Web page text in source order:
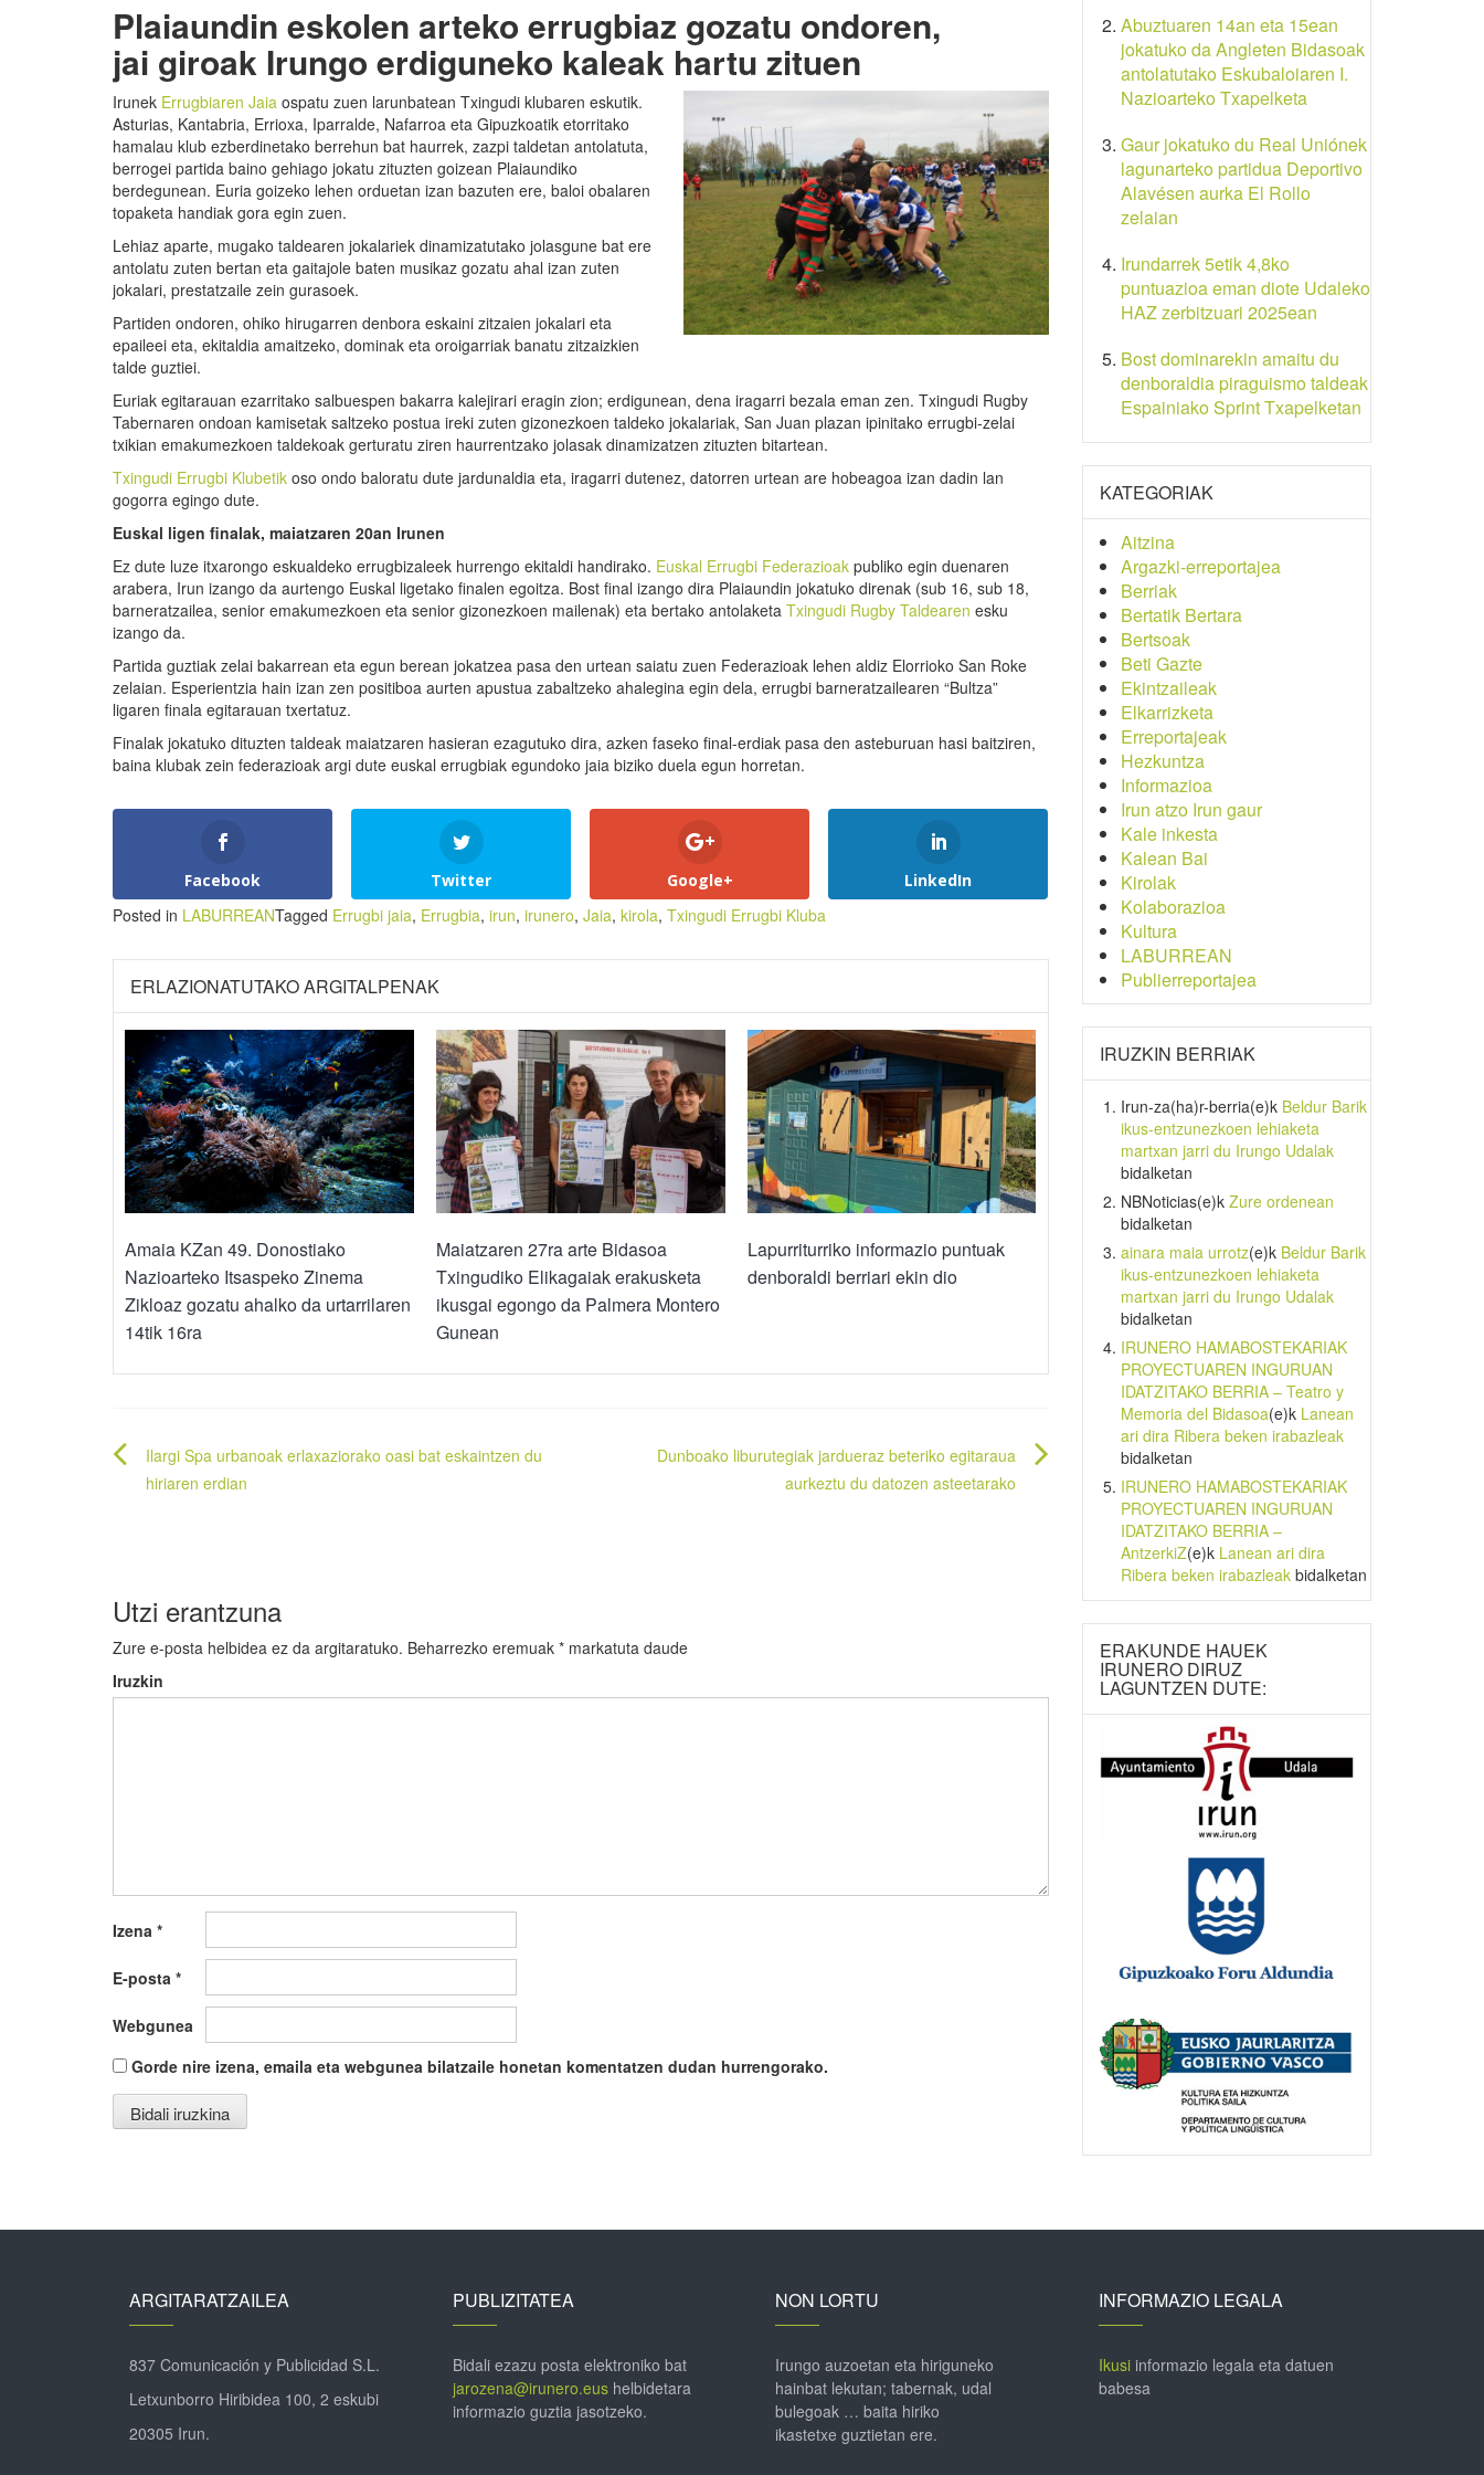
Plaiaundin eskolen arteko errugbiaz gozatu ondoren,
jai giroak Irungo erdiguneko kaleak hartu zituen
Irunek Errugbiaren Jaia ospatu zuen larunbatean Txingudi klubaren eskutik.
Asturias, Kantabria, Errioxa, Iparralde, Nafarroa eta Gipuzkoatik etorritako
hamalau klub ezberdinetako berrehun bat haurrek, zazpi taldetan antolatuta,
berrogei partida baino gehiago jokatu zituzten goizean Plaiaundiko
berdegunean. Euria goizeko lehen orduetan izan bazuten ere, baloi obalaren
topaketa handiak gora egin zuen.
Lehiaz aparte, mugako taldearen jokalariek dinamizatutako jolasgune bat ere
antolatu zuten bertan eta gaitajole baten musikaz gozatu ahal izan zuten
jokalari, prestatzaile zein gurasoek.
Partiden ondoren, ohiko hirugarren denbora eskaini zitzaien jokalari eta
epaileei eta, ekitaldia amaitzeko, dominak eta oroigarriak banatu zitzaizkien
talde guztiei.
Euriak egitarauan ezarritako salbuespen bakarra kalejirari eragin zion; erdigunean, dena iragarri bezala eman zen. Txingudi Rugby
Tabernaren ondoan kamisetak saltzeko postua ireki zuten gizonezkoen taldeko jokalariak, San Juan plazan ipinitako errugbi-zelai
txikian emakumezkoen taldekoak gerturatu ziren haurrentzako jolasak dinamizatzen zituzten bitartean.
Txingudi Errugbi Klubetik oso ondo baloratu dute jardunaldia eta, iragarri dutenez, datorren urtean are hobeagoa izan dadin lan
gogorra egingo dute.
Euskal ligen finalak, maiatzaren 20an Irunen
Ez dute luze itxarongo eskualdeko errugbizaleek hurrengo ekitaldi handirako. Euskal Errugbi Federazioak publiko egin duenaren
arabera, Irun izango da aurtengo Euskal ligetako finalen egoitza. Bost final izango dira Plaiaundin jokatuko direnak (sub 16, sub 18,
barneratzailea, senior emakumezkoen eta senior gizonezkoen mailenak) eta bertako antolaketa Txingudi Rugby Taldearen esku
izango da.
Partida guztiak zelai bakarrean eta egun berean jokatzea pasa den urtean saiatu zuen Federazioak lehen aldiz Elorrioko San Roke
zelaian. Esperientzia hain izan zen positiboa aurten apustua zabaltzeko ahalegina egin dela, errugbi barneratzailearen “Bultza”
ligaren finala egitarauan txertatuz.
Finalak jokatuko dituzten taldeak maiatzaren hasieran ezagutuko dira, azken faseko final-erdiak pasa den asteburuan hasi baitziren,
baina klubak zein federazioak argi dute euskal errugbiak egundoko jaia biziko duela egun horretan.
Facebook Twitter Google+ LinkedIn
Posted in LABURREANTagged Errugbi jaia, Errugbia, irun, irunero, Jaia, kirola, Txingudi Errugbi Kluba
ERLAZIONATUTAKO ARGITALPENAK
Amaia KZan 49. Donostiako
Nazioarteko Itsaspeko Zinema
Zikloaz gozatu ahalko da urtarrilaren
14tik 16ra
Maiatzaren 27ra arte Bidasoa
Txingudiko Elikagaiak erakusketa
ikusgai egongo da Palmera Montero
Gunean
Lapurriturriko informazio puntuak
denboraldi berriari ekin dio
Bidalketetan
zehar
Ilargi Spa urbanoak erlaxaziorako oasi bat eskaintzen du
hiriaren erdian
Dunboako liburutegiak jardueraz beteriko egitaraua
aurkeztu du datozen asteetarako
Utzi erantzuna
Zure e-posta helbidea ez da argitaratuko. Beharrezko eremuak * markatuta daude
Iruzkin
Izena *
E-posta *
Webgunea
Gorde nire izena, emaila eta webgunea bilatzaile honetan komentatzen dudan hurrengorako.
Abuztuaren 14an eta 15ean
jokatuko da Angleten Bidasoak
antolatutako Eskubaloiaren I.
Nazioarteko Txapelketa
Gaur jokatuko du Real Uniónek
lagunarteko partidua Deportivo
Alavésen aurka El Rollo
zelaian
Irundarrek 5etik 4,8ko
puntuazioa eman diote Udaleko
HAZ zerbitzuari 2025ean
Bost dominarekin amaitu du
denboraldia piraguismo taldeak
Espainiako Sprint Txapelketan
KATEGORIAK
Aitzina
Argazki-erreportajea
Berriak
Bertatik Bertara
Bertsoak
Beti Gazte
Ekintzaileak
Elkarrizketa
Erreportajeak
Hezkuntza
Informazioa
Irun atzo Irun gaur
Kale inkesta
Kalean Bai
Kirolak
Kolaborazioa
Kultura
LABURREAN
Publierreportajea
IRUZKIN BERRIAK
Irun-za(ha)r-berria(e)k Beldur Barik
ikus-entzunezkoen lehiaketa
martxan jarri du Irungo Udalak
bidalketan
NBNoticias(e)k Zure ordenean
bidalketan
ainara maia urrotz(e)k Beldur Barik
ikus-entzunezkoen lehiaketa
martxan jarri du Irungo Udalak
bidalketan
IRUNERO HAMABOSTEKARIAK
PROYECTUAREN INGURUAN
IDATZITAKO BERRIA – Teatro y
Memoria del Bidasoa(e)k Lanean
ari dira Ribera beken irabazleak
bidalketan
IRUNERO HAMABOSTEKARIAK
PROYECTUAREN INGURUAN
IDATZITAKO BERRIA –
AntzerkiZ(e)k Lanean ari dira
Ribera beken irabazleakbidalketan
ERAKUNDE HAUEK
IRUNERO DIRUZ
LAGUNTZEN DUTE:
ARGITARATZAILEA
837 Comunicación y Publicidad S.L.
Letxunborro Hiribidea 100, 2 eskubi
20305 Irun.
PUBLIZITATEA
Bidali ezazu posta elektroniko bat
jarozena@irunero.eushelbidetara
informazio guztia jasotzeko.
NON LORTU
Irungo auzoetan eta hiriguneko
hainbat lekutan; tabernak, udal
bulegoak … baita hiriko
ikastetxe guztietan ere.
INFORMAZIO LEGALA
Ikusiinformazio legala eta datuen
babesa